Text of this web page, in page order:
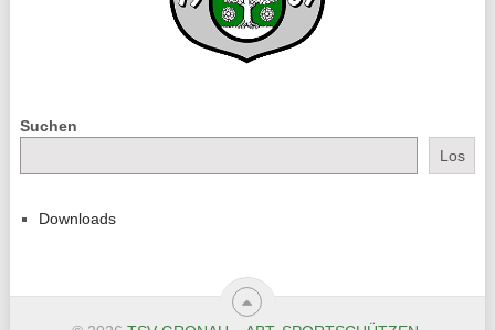
Suchen
Los
Downloads